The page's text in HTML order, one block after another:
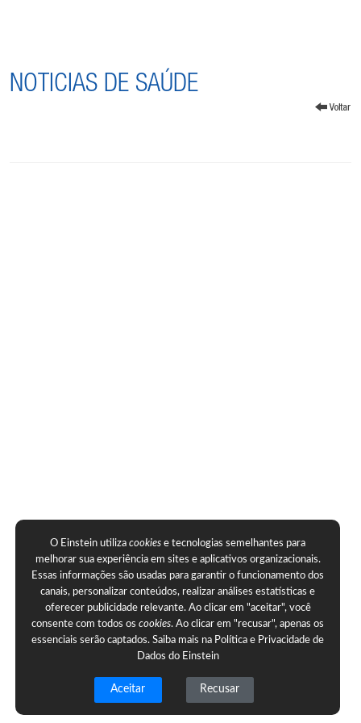
NOTICIAS DE SAÚDE
O Einstein utilizacookies e tecnologias semelhantes para
melhorar sua experiência em sites e aplicativos organizacionais.
Essas informações são usadas para garantir o funcionamento dos
canais, personalizar conteúdos, realizar análises estatísticas e
oferecer publicidade relevante. Ao clicar em "aceitar", você
consente com todos oscookies. Ao clicar em "recusar", apenas os
essenciais serão captados. Saiba mais na Política e Privacidade de
Dados do Einstein
Aceitar Recusar